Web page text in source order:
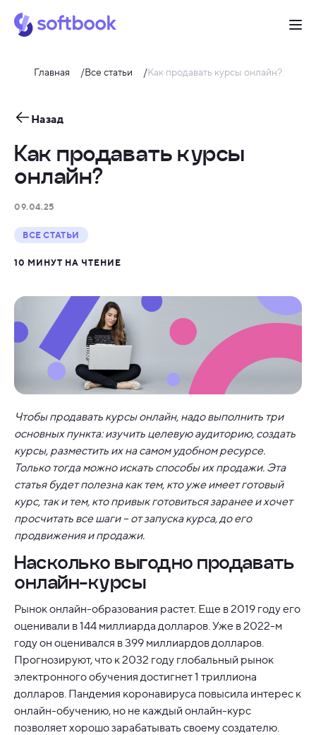
Главная Все статьи Как продавать курсы онлайн?
Назад
Как продавать курсы
онлайн?
09.04.25
ВСЕ СТАТЬИ
10 МИНУТ НА ЧТЕНИЕ
Чтобы продавать курсы онлайн, надо выполнить три
основных пункта: изучить целевую аудиторию, создать
курсы, разместить их на самом удобном ресурсе.
Только тогда можно искать способы их продажи. Эта
статья будет полезна как тем, кто уже имеет готовый
курс, так и тем, кто привык готовиться заранее и хочет
просчитать все шаги – от запуска курса, до его
продвижения и продажи.
Насколько выгодно продавать
онлайн-курсы
Рынок онлайн-образования растет. Еще в 2019 году его
оценивали в 144 миллиарда долларов. Уже в 2022-м
году он оценивался в 399 миллиардов долларов.
Прогнозируют, что к 2032 году глобальный рынок
электронного обучения достигнет 1 триллиона
долларов. Пандемия коронавируса повысила интерес к
онлайн-обучению, но не каждый онлайн-курс
позволяет хорошо зарабатывать своему создателю.